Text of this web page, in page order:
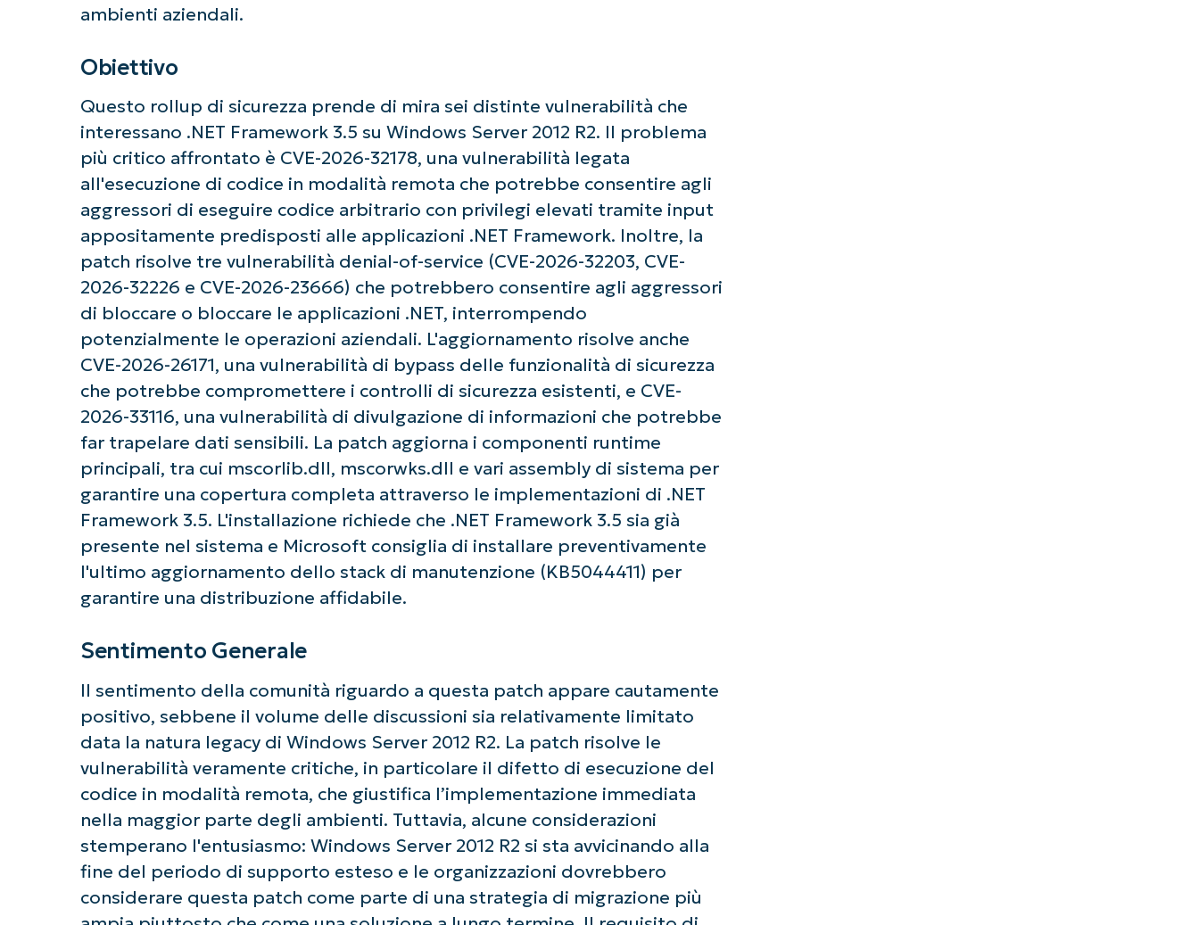
ambienti aziendali.
Obiettivo
Questo rollup di sicurezza prende di mira sei distinte vulnerabilità che
interessano .NET Framework 3.5 su Windows Server 2012 R2. Il problema
più critico affrontato è CVE-2026-32178, una vulnerabilità legata
all'esecuzione di codice in modalità remota che potrebbe consentire agli
aggressori di eseguire codice arbitrario con privilegi elevati tramite input
appositamente predisposti alle applicazioni .NET Framework. Inoltre, la
patch risolve tre vulnerabilità denial-of-service (CVE-2026-32203, CVE-
2026-32226 e CVE-2026-23666) che potrebbero consentire agli aggressori
di bloccare o bloccare le applicazioni .NET, interrompendo
potenzialmente le operazioni aziendali. L'aggiornamento risolve anche
CVE-2026-26171, una vulnerabilità di bypass delle funzionalità di sicurezza
che potrebbe compromettere i controlli di sicurezza esistenti, e CVE-
2026-33116, una vulnerabilità di divulgazione di informazioni che potrebbe
far trapelare dati sensibili. La patch aggiorna i componenti runtime
principali, tra cui mscorlib.dll, mscorwks.dll e vari assembly di sistema per
garantire una copertura completa attraverso le implementazioni di .NET
Framework 3.5. L'installazione richiede che .NET Framework 3.5 sia già
presente nel sistema e Microsoft consiglia di installare preventivamente
l'ultimo aggiornamento dello stack di manutenzione (KB5044411) per
garantire una distribuzione affidabile.
Sentimento Generale
Il sentimento della comunità riguardo a questa patch appare cautamente
positivo, sebbene il volume delle discussioni sia relativamente limitato
data la natura legacy di Windows Server 2012 R2. La patch risolve le
vulnerabilità veramente critiche, in particolare il difetto di esecuzione del
codice in modalità remota, che giustifica l’implementazione immediata
nella maggior parte degli ambienti. Tuttavia, alcune considerazioni
stemperano l'entusiasmo: Windows Server 2012 R2 si sta avvicinando alla
fine del periodo di supporto esteso e le organizzazioni dovrebbero
considerare questa patch come parte di una strategia di migrazione più
Iniziate con le analisi KB guidate dall'AI di NinjaOne!
Non è richiesta alcuna carta di credito e si ha accesso completo a tutte le funzionalità.
First
and
last
name*
Business
email*
Phone
number*
Paese